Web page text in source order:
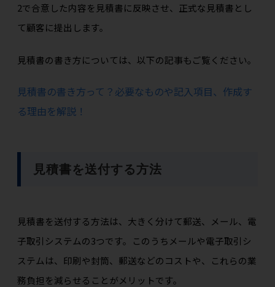
2で合意した内容を見積書に反映させ、正式な見積書とし
て顧客に提出します。
見積書の書き方については、以下の記事もご覧ください。
見積書の書き方って？必要なものや記入項目、作成す
る理由を解説！
見積書を送付する方法
見積書を送付する方法は、大きく分けて郵送、メール、電
子取引システムの3つです。このうちメールや電子取引シ
ステムは、印刷や封筒、郵送などのコストや、これらの業
務負担を減らせることがメリットです。